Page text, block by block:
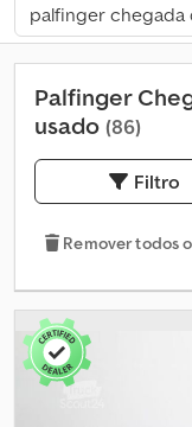
Palfinger
usado (86)
Filtro
Remover todos